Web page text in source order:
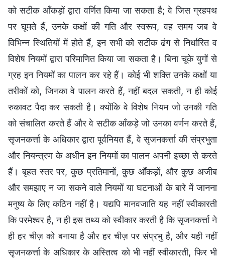
को सटीक आँकड़ों द्वारा वर्णित किया जा सकता है; वे जिस ग्रहपथ
पर घूमते हैं, उनके कक्षों की गति और स्वरूप, वह समय जब वे
विभिन्न स्थितियों में होते हैं, इन सभी को सटीक ढंग से निर्धारित व
विशेष नियमों द्वारा परिमाणित किया जा सकता है। बिना चूके युगों से
ग्रह इन नियमों का पालन कर रहे हैं। कोई भी शक्ति उनके कक्षों या
तरीकों को, जिनका वे पालन करते हैं, नहीं बदल सकती, न ही कोई
रुकावट पैदा कर सकती है। क्योंकि वे विशेष नियम जो उनकी गति
को संचालित करते हैं और वे सटीक आँकड़े जो उनका वर्णन करते हैं,
सृजनकर्त्ता के अधिकार द्वारा पूर्वनियत हैं, वे सृजनकर्त्ता की संप्रभुता
और नियन्त्रण के अधीन इन नियमों का पालन अपनी इच्छा से करते
हैं। बृहत स्तर पर, कुछ प्रतिमानों, कुछ आँकड़ों, और कुछ अजीब
और समझाए न जा सकने वाले नियमों या घटनाओं के बारे में जानना
मनुष्य के लिए कठिन नहीं है। यद्यपि मानवजाति यह नहीं स्वीकारती
कि परमेश्वर है, न ही इस तथ्य को स्वीकार करती है कि सृजनकर्त्ता ने
ही हर चीज़ को बनाया है और हर चीज़ पर संप्रभु है, और यही नहीं
सृजनकर्त्ता के अधिकार के अस्तित्व को भी नहीं स्वीकारती, फिर भी